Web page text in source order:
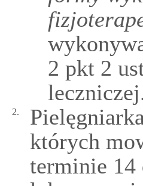
2 pkt 2
2.
których
terminie 14